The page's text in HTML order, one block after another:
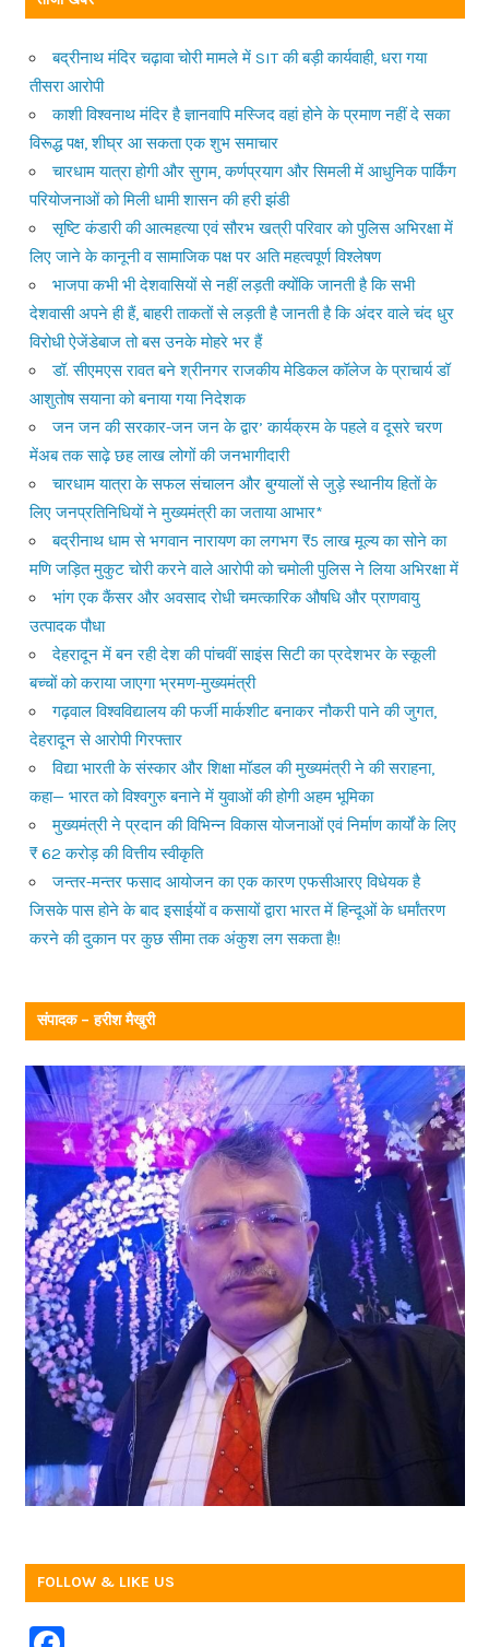
बद्रीनाथ मंदिर चढ़ावा चोरी मामले में SIT की बड़ी कार्यवाही, धरा गया
तीसरा आरोपी
काशी विश्वनाथ मंदिर है ज्ञानवापि मस्जिद वहां होने के प्रमाण नहीं दे सका
विरूद्ध पक्ष, शीघ्र आ सकता एक शुभ समाचार
चारधाम यात्रा होगी और सुगम, कर्णप्रयाग और सिमली में आधुनिक पार्किंग
परियोजनाओं को मिली धामी शासन की हरी झंडी
सृष्टि कंडारी की आत्महत्या एवं सौरभ खत्री परिवार को पुलिस अभिरक्षा में
लिए जाने के कानूनी व सामाजिक पक्ष पर अति महत्वपूर्ण विश्लेषण
भाजपा कभी भी देशवासियों से नहीं लड़ती क्योंकि जानती है कि सभी
देशवासी अपने ही हैं, बाहरी ताकतों से लड़ती है जानती है कि अंदर वाले चंद धुर
विरोधी ऐजेंडेबाज तो बस उनके मोहरे भर हैं
डॉ. सीएमएस रावत बने श्रीनगर राजकीय मेडिकल कॉलेज के प्राचार्य डॉ
आशुतोष सयाना को बनाया गया निदेशक
जन जन की सरकार-जन जन के द्वार’ कार्यक्रम के पहले व दूसरे चरण
मेंअब तक साढ़े छह लाख लोगों की जनभागीदारी
चारधाम यात्रा के सफल संचालन और बुग्यालों से जुड़े स्थानीय हितों के
लिए जनप्रतिनिधियों ने मुख्यमंत्री का जताया आभार*
बद्रीनाथ धाम से भगवान नारायण का लगभग ₹5 लाख मूल्य का सोने का
मणि जड़ित मुकुट चोरी करने वाले आरोपी को चमोली पुलिस ने लिया अभिरक्षा में
भांग एक कैंसर और अवसाद रोधी चमत्कारिक औषधि और प्राणवायु
उत्पादक पौधा
देहरादून में बन रही देश की पांचवीं साइंस सिटी का प्रदेशभर के स्कूली
बच्चों को कराया जाएगा भ्रमण-मुख्यमंत्री
गढ़वाल विश्वविद्यालय की फर्जी मार्कशीट बनाकर नौकरी पाने की जुगत,
देहरादून से आरोपी गिरफ्तार
विद्या भारती के संस्कार और शिक्षा मॉडल की मुख्यमंत्री ने की सराहना,
कहा— भारत को विश्वगुरु बनाने में युवाओं की होगी अहम भूमिका
मुख्यमंत्री ने प्रदान की विभिन्न विकास योजनाओं एवं निर्माण कार्यों के लिए
₹ 62 करोड़ की वित्तीय स्वीकृति
जन्तर-मन्तर फसाद आयोजन का एक कारण एफसीआरए विधेयक है
जिसके पास होने के बाद इसाईयों व कसायों द्वारा भारत में हिन्दूओं के धर्मांतरण
करने की दुकान पर कुछ सीमा तक अंकुश लग सकता है!!
संपादक – हरीश मैखुरी
FOLLOW & LIKE US